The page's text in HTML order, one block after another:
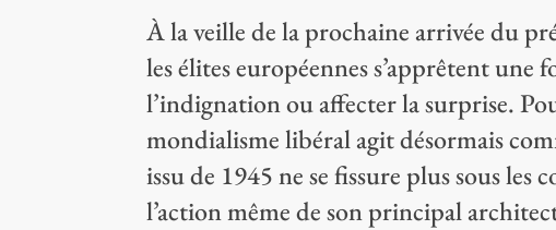
À la veille de la prochaine arrivée du
les élites européennes s’apprêtent
l’indignation ou affecter la surprise.
mondialisme libéral agit désormais
issu de 1945 ne se fissure plus sous les
l’action même de son principal